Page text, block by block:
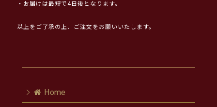
・お届けは最短で4日後となります。
以上をご了承の上、ご注文をお願いいたします。
Home